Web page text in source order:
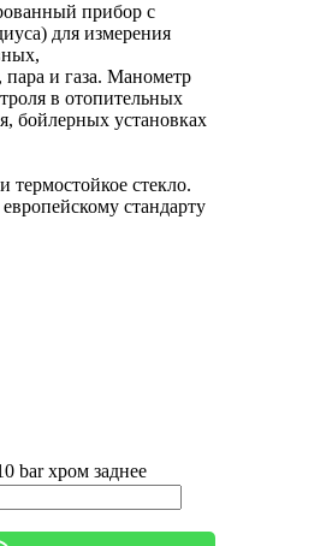
прибор с
для измерения
и газа. Манометр
в отопительных
бойлерных установках
термостойкое стекло.
стандарту
bar хром заднее